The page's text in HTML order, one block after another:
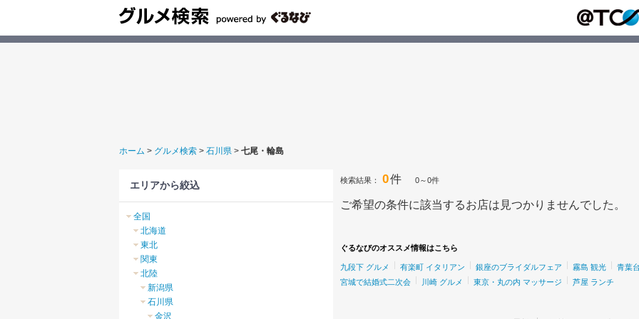
ホーム > グルメ検索 > 石川県 > 七尾・輪島
検索結果： 0件 0～0件
ご希望の条件に該当するお店は見つかりませんでした。
ぐるなびのオススメ情報はこちら
九段下 グルメ 有楽町 イタリアン 銀座のブライダルフェア 霧島 観光
青葉
宮城で結婚式二次会
川崎 グルメ 東京・丸の内 マッサージ 芦屋 ランチ
エリアから絞込
全国
北海道
東北
関東
北陸
新潟県
石川県
金沢